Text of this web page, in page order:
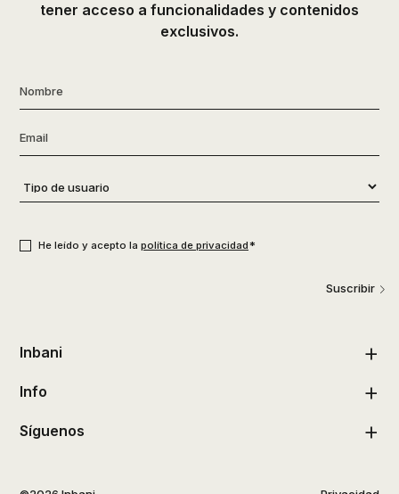
tener acceso a funcionalidades y contenidos
exclusivos.
Nombre
Email
Tipo
de
He leído y acepto la política de privacidad*
Suscribir
Inbani
Info
Síguenos